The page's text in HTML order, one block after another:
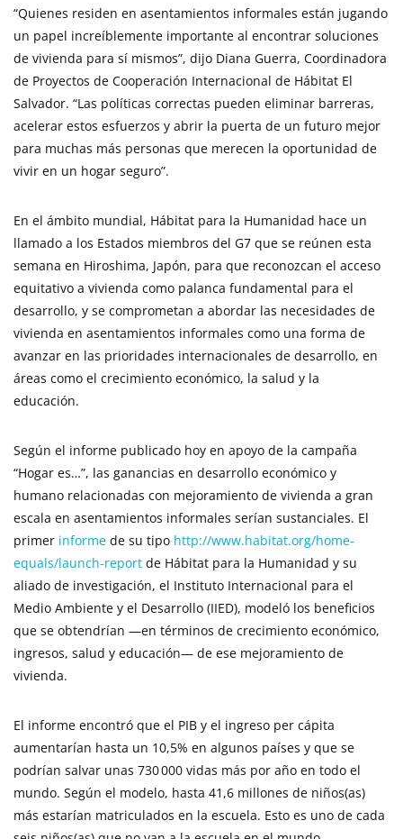
“Quienes residen en asentamientos informales están jugando
un papel increíblemente importante al encontrar soluciones
de vivienda para sí mismos”, dijo Diana Guerra, Coordinadora
de Proyectos de Cooperación Internacional de Hábitat El
Salvador. “Las políticas correctas pueden eliminar barreras,
acelerar estos esfuerzos y abrir la puerta de un futuro mejor
para muchas más personas que merecen la oportunidad de
vivir en un hogar seguro”.
En el ámbito mundial, Hábitat para la Humanidad hace un
llamado a los Estados miembros del G7 que se reúnen esta
semana en Hiroshima, Japón, para que reconozcan el acceso
equitativo a vivienda como palanca fundamental para el
desarrollo, y se comprometan a abordar las necesidades de
vivienda en asentamientos informales como una forma de
avanzar en las prioridades internacionales de desarrollo, en
áreas como el crecimiento económico, la salud y la
educación.
Según el informe publicado hoy en apoyo de la campaña
“Hogar es…”, las ganancias en desarrollo económico y
humano relacionadas con mejoramiento de vivienda a gran
escala en asentamientos informales serían sustanciales. El
primer informe de su tipo http://www.habitat.org/home-
equals/launch-report de Hábitat para la Humanidad y su
aliado de investigación, el Instituto Internacional para el
Medio Ambiente y el Desarrollo (IIED), modeló los beneficios
que se obtendrían —en términos de crecimiento económico,
ingresos, salud y educación— de ese mejoramiento de
vivienda.
El informe encontró que el PIB y el ingreso per cápita
aumentarían hasta un 10,5% en algunos países y que se
podrían salvar unas 730 000 vidas más por año en todo el
mundo. Según el modelo, hasta 41,6 millones de niños(as)
más estarían matriculados en la escuela. Esto es uno de cada